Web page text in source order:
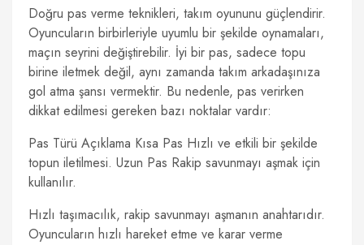
Doğru pas verme teknikleri, takım oyununu güçlendirir.
Oyuncuların birbirleriyle uyumlu bir şekilde oynamaları,
maçın seyrini değiştirebilir. İyi bir pas, sadece topu
birine iletmek değil, aynı zamanda takım arkadaşınıza
gol atma şansı vermektir. Bu nedenle, pas verirken
dikkat edilmesi gereken bazı noktalar vardır:
Pas Türü Açıklama Kısa Pas Hızlı ve etkili bir şekilde
topun iletilmesi. Uzun Pas Rakip savunmayı aşmak için
kullanılır.
Hızlı taşımacılık, rakip savunmayı aşmanın anahtarıdır.
Oyuncuların hızlı hareket etme ve karar verme